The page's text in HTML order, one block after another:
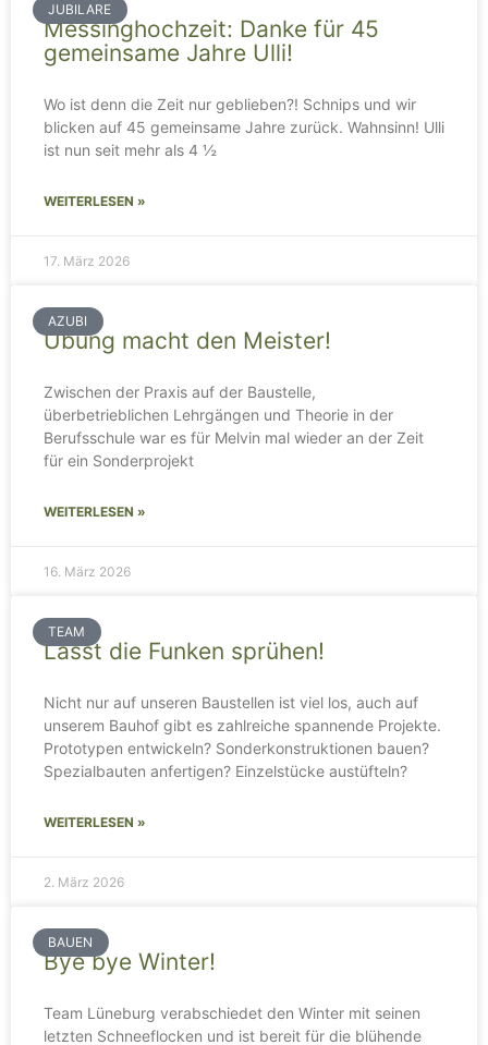
JUBILARE
Messinghochzeit: Danke für 45
gemeinsame Jahre Ulli!
Wo ist denn die Zeit nur geblieben?! Schnips und wir
blicken auf 45 gemeinsame Jahre zurück. Wahnsinn! Ulli
ist nun seit mehr als 4 ½
WEITERLESEN »
17. März 2026
AZUBI
Übung macht den Meister!
Zwischen der Praxis auf der Baustelle,
überbetrieblichen Lehrgängen und Theorie in der
Berufsschule war es für Melvin mal wieder an der Zeit
für ein Sonderprojekt
WEITERLESEN »
16. März 2026
TEAM
Lasst die Funken sprühen!
Nicht nur auf unseren Baustellen ist viel los, auch auf
unserem Bauhof gibt es zahlreiche spannende Projekte.
Prototypen entwickeln? Sonderkonstruktionen bauen?
Spezialbauten anfertigen? Einzelstücke austüfteln?
WEITERLESEN »
2. März 2026
BAUEN
Bye bye Winter!
Team Lüneburg verabschiedet den Winter mit seinen
letzten Schneeflocken und ist bereit für die blühende